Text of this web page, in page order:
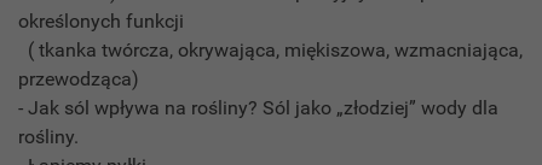
określonych funkcji
( tkanka twórcza, okrywająca, miękiszowa, wzmacniająca,
przewodząca)
- Jak sól wpływa na rośliny? Sól jako „złodziej” wody dla
rośliny.